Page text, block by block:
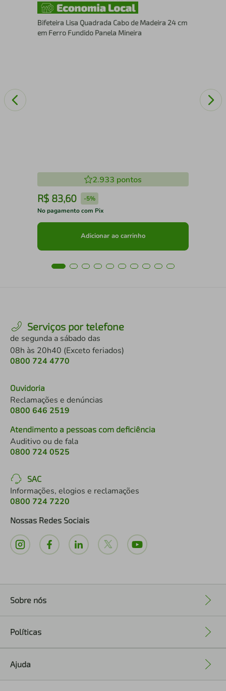
Bifeteira Lisa Quadrada Cabo de Madeira 24 cm
em Ferro Fundido Panela Mineira
2.933 pontos
R$ 83,60 -5%
No pagamento com Pix
Adicionar ao carrinho
Serviços por telefone
de segunda a sábado das
08h às 20h40 (Exceto feriados)
0800 724 4770
Ouvidoria
Reclamações e denúncias
0800 646 2519
Atendimento a pessoas com deficiência
Auditivo ou de fala
0800 724 0525
SAC
Informações, elogios e reclamações
0800 724 7220
Nossas Redes Sociais
Sobre nós
Políticas
Ajuda